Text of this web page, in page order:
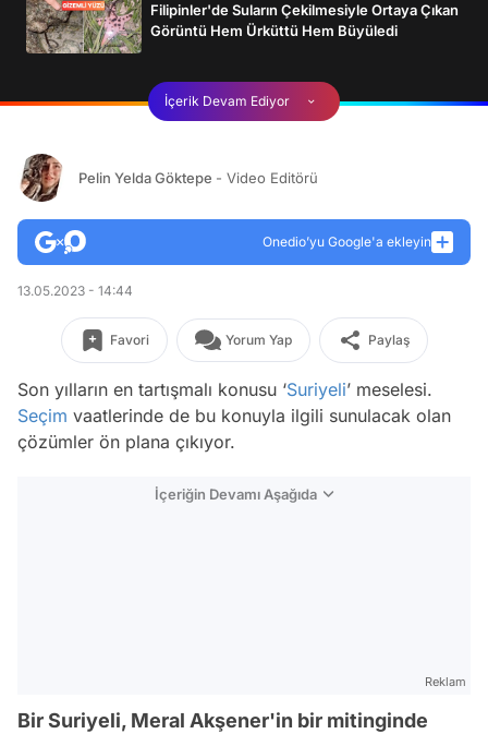
Filipinler'de Suların Çekilmesiyle Ortaya Çıkan
Görüntü Hem Ürküttü Hem Büyüledi
İçerik Devam Ediyor
Pelin Yelda Göktepe - Video Editörü
Onedio’yu Google'a ekleyin
13.05.2023 - 14:44
Favori Yorum Yap Paylaş
Son yılların en tartışmalı konusu ‘Suriyeli’ meselesi.
Seçim vaatlerinde de bu konuyla ilgili sunulacak olan
çözümler ön plana çıkıyor.
İçeriğin Devamı Aşağıda
Reklam
Bir Suriyeli, Meral Akşener'in bir mitinginde